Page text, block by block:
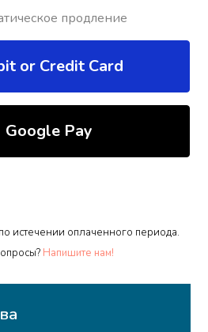
продление
or Credit Card
Google Pay
истечении оплаченного периода.
Напишите нам!